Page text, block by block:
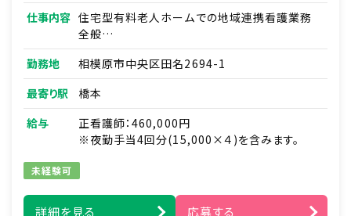
仕事内容 住宅型有料老人ホームでの地域連携看護業務
全般
■入院患者さんの退院調整・在宅移行支援
■地域の医療機関・介護施設との連携調整、挨
拶まわり
■患者さんやご家族からの医療・介護に関する相
談/新規契約対応
■入居相談の問い合わせ対応・現地調査
■健康管理全般・薬の管理
■主治医の指示に基づく在宅医療処置
■緊急時の対応（主治医・ご家族・ホーム長への
報告連絡、救急対応）
勤務地
相模原市中央区田名2694-1
最寄り駅
橋本
給与
正看護師：460,000円
※夜勤手当4回分(15,000×４)を含みます。
未経験可
詳細を見る 応募する